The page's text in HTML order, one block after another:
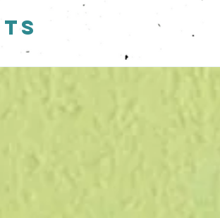
umido almeno per i primi giorni.
Vedrete spuntare vita, profumo e colore